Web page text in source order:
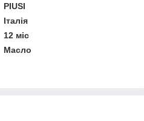
PIUSI
Італія
12 міс
Масло